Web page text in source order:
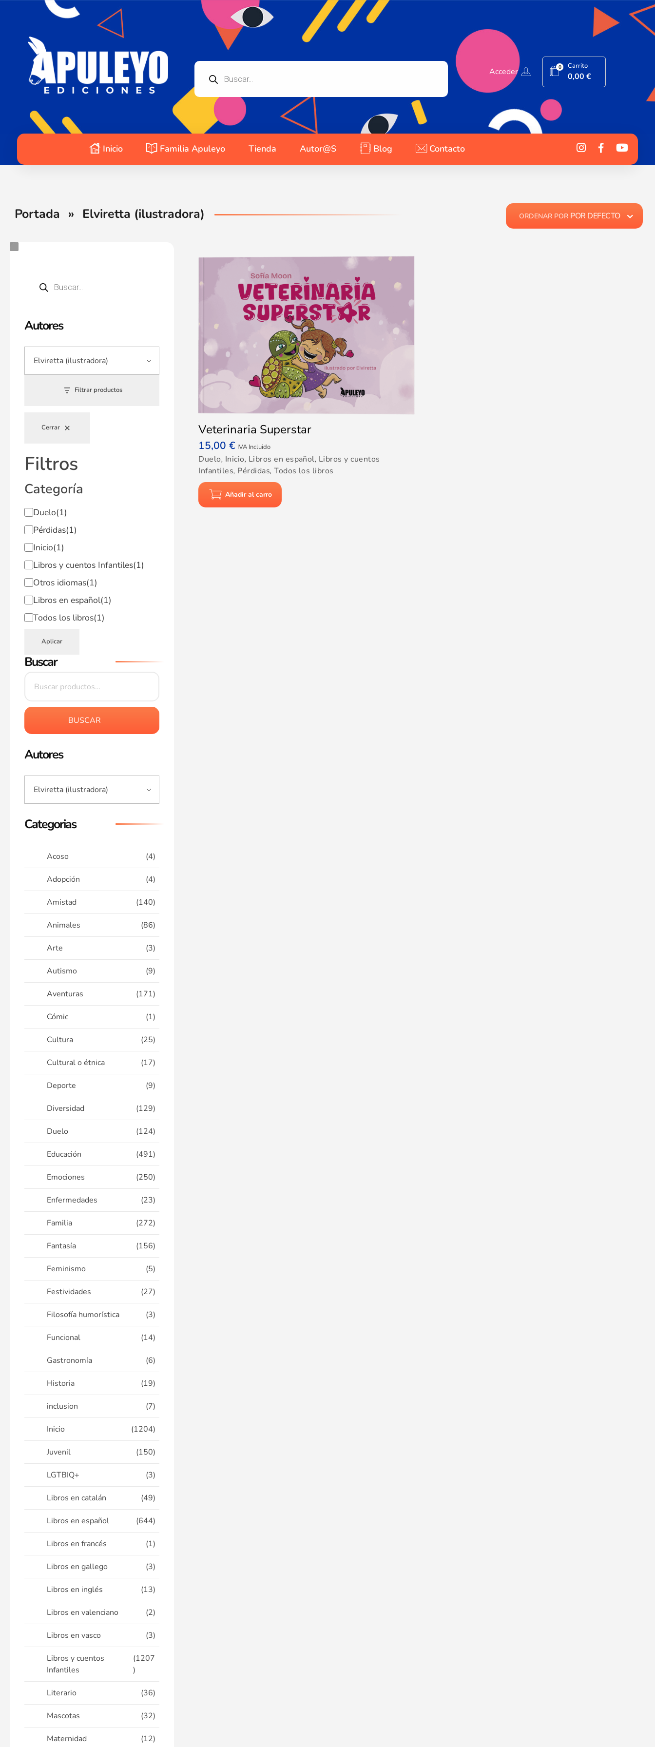
Acceder 0 Carrito
0,00€
Inicio Familia Apuleyo Tienda Autor@s Blog Contacto
Portada » Elviretta (ilustradora)
Autores
Filtrar productos
Cerrar
Filtros
Categoría
Duelo(1)
Pérdidas(1)
Inicio(1)
Libros y cuentos Infantiles(1)
Otros idiomas(1)
Libros en español(1)
Todos los libros(1)
Aplicar
Buscar
BUSCAR
Autores
Categorias
Acoso (4)
Adopción (4)
Amistad (140)
Animales (86)
Arte (3)
Autismo (9)
Aventuras (171)
Cómic (1)
Cultura (25)
Cultural o étnica (17)
Deporte (9)
Diversidad (129)
Duelo (124)
Educación (491)
Emociones (250)
Enfermedades (23)
Familia (272)
Fantasía (156)
Feminismo (5)
Festividades (27)
Filosofía humorística (3)
Funcional (14)
Gastronomía (6)
Historia (19)
inclusion (7)
Inicio (1204)
Juvenil (150)
LGTBIQ+ (3)
Libros en catalán (49)
Libros en español (644)
Libros en francés (1)
Libros en gallego (3)
Libros en inglés (13)
Libros en valenciano (2)
Libros en vasco (3)
Libros y cuentos
Infantiles
(1207
)
Literario (36)
Mascotas (32)
Maternidad (12)
ORDENAR POR POR DEFECTO
Veterinaria Superstar
15,00€ IVA Incluido
Duelo, Inicio, Libros en español, Libros y cuentos
Infantiles, Pérdidas,Todos los libros
Añadir al carro